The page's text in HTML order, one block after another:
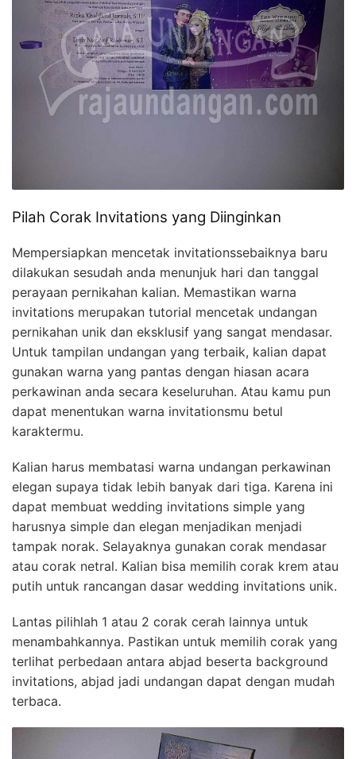
Pilah Corak Invitations yang Diinginkan
Mempersiapkan mencetak invitationssebaiknya baru
dilakukan sesudah anda menunjuk hari dan tanggal
perayaan pernikahan kalian. Memastikan warna
invitations merupakan tutorial mencetak undangan
pernikahan unik dan eksklusif yang sangat mendasar.
Untuk tampilan undangan yang terbaik, kalian dapat
gunakan warna yang pantas dengan hiasan acara
perkawinan anda secara keseluruhan. Atau kamu pun
dapat menentukan warna invitationsmu betul
karaktermu.
Kalian harus membatasi warna undangan perkawinan
elegan supaya tidak lebih banyak dari tiga. Karena ini
dapat membuat wedding invitations simple yang
harusnya simple dan elegan menjadikan menjadi
tampak norak. Selayaknya gunakan corak mendasar
atau corak netral. Kalian bisa memilih corak krem atau
putih untuk rancangan dasar wedding invitations unik.
Lantas pilihlah 1 atau 2 corak cerah lainnya untuk
menambahkannya. Pastikan untuk memilih corak yang
terlihat perbedaan antara abjad beserta background
invitations, abjad jadi undangan dapat dengan mudah
terbaca.